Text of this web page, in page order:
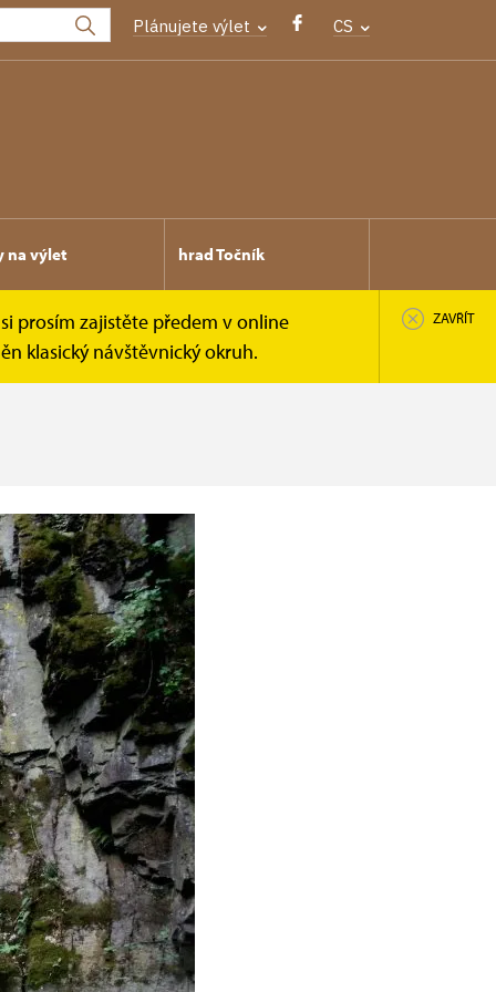
Plánujete výlet CS
na výlet hrad Točník
prosím zajistěte předem v online
klasický návštěvnický okruh.
ZAVŘÍT